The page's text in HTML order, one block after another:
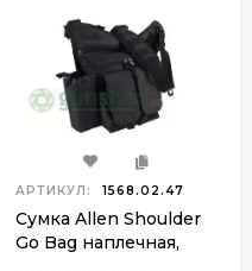
АРТИКУЛ: 1568.02.47
Сумка Allen Shoulder
Go Bag наплечная,